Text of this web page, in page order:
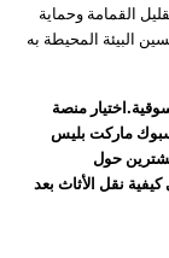
القمامة وحماية
البيئة المحيطة به
منصة
ماركت بليس
حول
نقل الأثاث بعد